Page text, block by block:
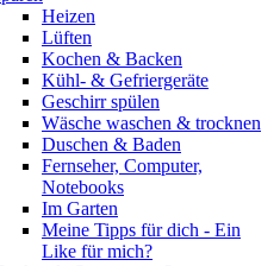
Heizen
Lüften
Kochen & Backen
Kühl- & Gefriergeräte
Geschirr spülen
Wäsche waschen & trocknen
Duschen & Baden
Fernseher, Computer,
Notebooks
Im Garten
Meine Tipps für dich - Ein
Like für mich?